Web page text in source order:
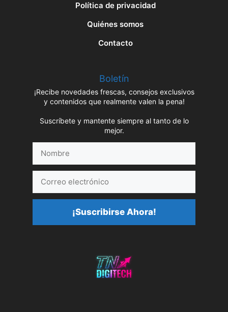
Política de privacidad
Quiénes somos
Contacto
Boletín
¡Recibe novedades frescas, consejos exclusivos
y contenidos que realmente valen la pena!
Suscríbete y mantente siempre al tanto de lo
mejor.
electrónico
¡Suscribirse Ahora!